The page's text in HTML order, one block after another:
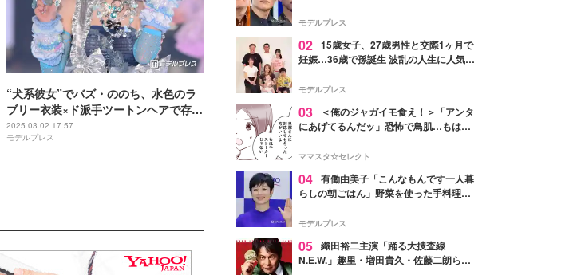
“犬系彼女”でバズ・ののち、水色のラ
ブリー衣装×ド派手ツートンヘアで存在
感【関コレ2025S/S】
2025.03.02 17:57
モデルプレス
た。
最大の敬意とエールを」
モデルプレス
02 15歳女子、27歳男性と交際1ヶ月で
妊娠…36歳で孫誕生 波乱の人生に人気タ
よ！」
モデルプレス
03
＜俺のジャガイモ食え！＞「アンタ
にあげてるんだッ」恐怖で鳥肌…もはや
ママスタ☆セレクト
04 有働由美子「こんなもんです一人暮
らしの朝ごはん」野菜を使った手料理公
そう」と反響
モデルプレス
05 織田裕二主演「踊る大捜査線
N.E.W.」趣里・増田貴久・佐藤二朗ら新